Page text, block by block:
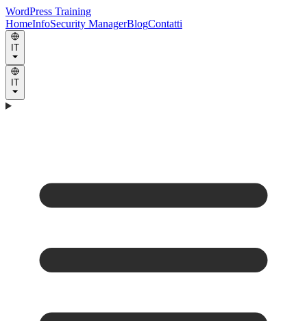
WordPress Training
HomeInfoSecurity ManagerBlogContatti
IT
IT